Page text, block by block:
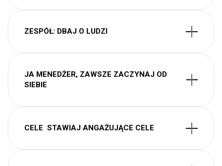
ZESPÓŁ​: DBAJ O LUDZI​
JA MENEDŻER,​ ZAWSZE ZACZYNAJ OD
SIEBIE
CELE ​ STAWIAJ ANGAŻUJĄCE CELE